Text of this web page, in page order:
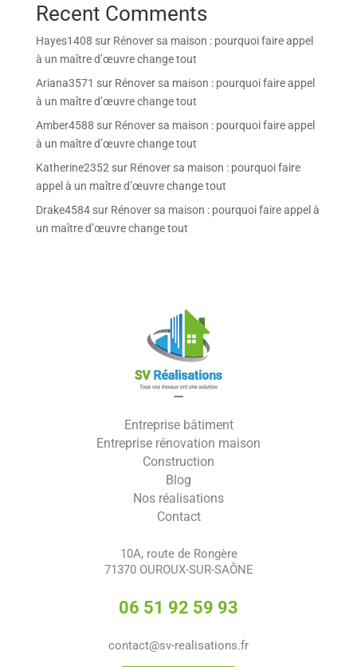
Recent Comments
Hayes1408 sur Rénover sa maison : pourquoi faire appel
à un maître d’œuvre change tout
Ariana3571 sur Rénover sa maison : pourquoi faire appel
à un maître d’œuvre change tout
Amber4588 sur Rénover sa maison : pourquoi faire appel
à un maître d’œuvre change tout
Katherine2352 sur Rénover sa maison : pourquoi faire
appel à un maître d’œuvre change tout
Drake4584sur Rénover sa maison : pourquoi faire appel à
un maître d’œuvre change tout
Entreprise bâtiment
Entreprise rénovation maison
Construction
Blog
Nos réalisations
Contact
10A, route de Rongère
71370 OUROUX-SUR-SAÔNE
06 51 92 59 93
contact@sv-realisations.fr